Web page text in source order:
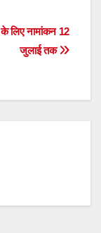
e
dI
di
t
के लिए नामांकन 12
जुलाई तक